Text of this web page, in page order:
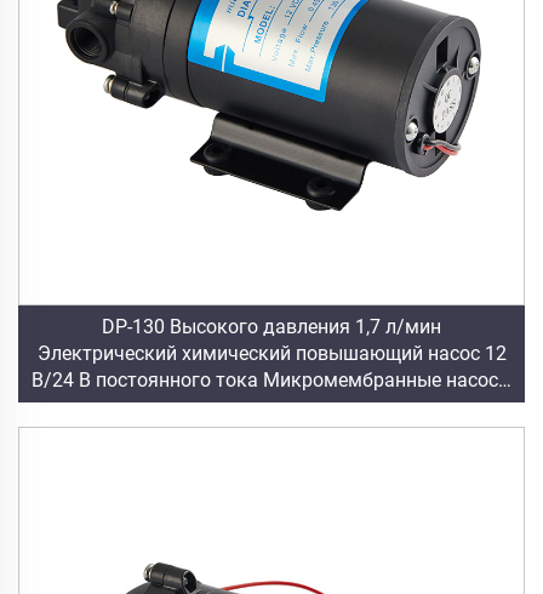
DP-130 Высокого давления 1,7 л/мин
Электрический химический повышающий насос 12
В/24 В постоянного тока Микромембранные насосы
130 psi Высокое давление